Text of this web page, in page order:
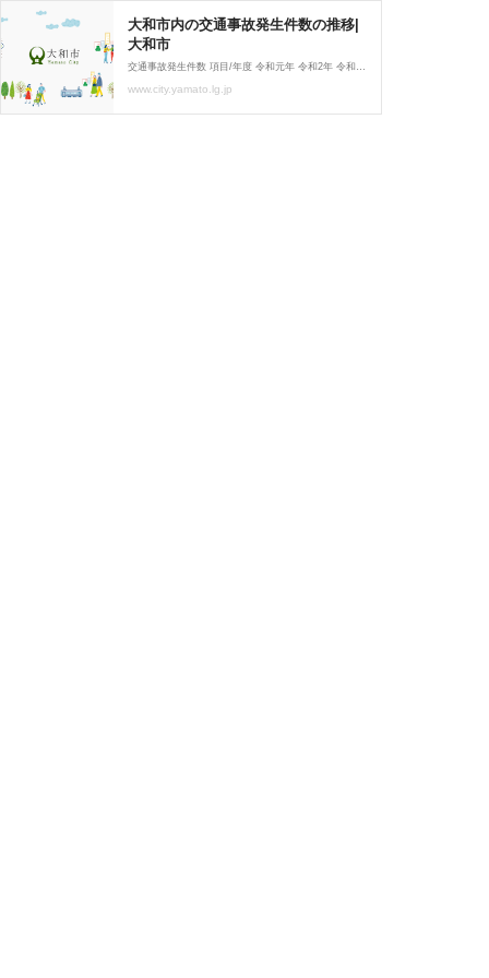
大和市内の交通事故発生件数の推移|
大和市
交通事故発生件数 項目/年度 令和元年 令和2年 令和3年 令和4年 令和5年 前年比 発生件数 824件 696件 716件 669件 661件 －8件 死者数 2人 4人 0人 1人 3人 ＋2人 負傷者数 921人 791人 834人 762人 743人 －19人
www.city.yamato.lg.jp